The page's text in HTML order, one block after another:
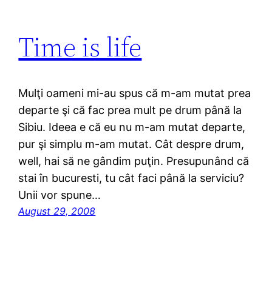
Time is life
Mulţi oameni mi-au spus că m-am mutat prea
departe şi că fac prea mult pe drum până la
Sibiu. Ideea e că eu nu m-am mutat departe,
pur şi simplu m-am mutat. Cât despre drum,
well, hai să ne gândim puţin. Presupunând că
stai în bucuresti, tu cât faci până la serviciu?
Unii vor spune…
August 29, 2008